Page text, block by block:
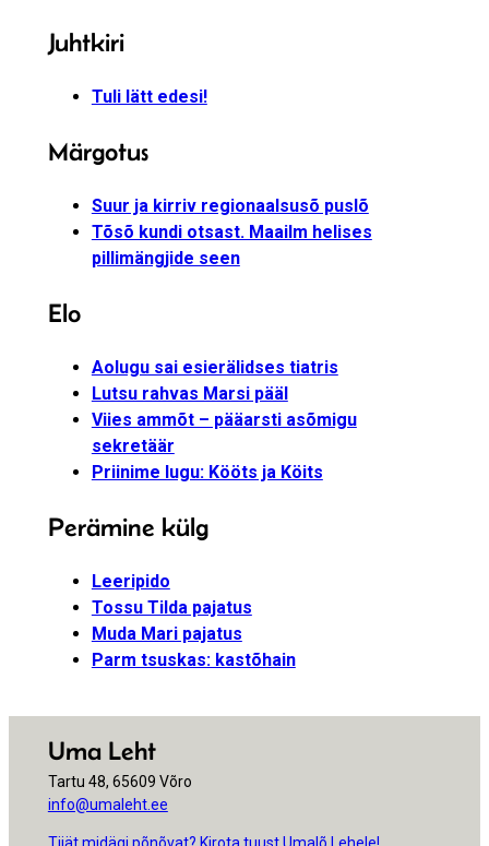
Juhtkiri
Tuli lätt edesi!
Märgotus
Suur ja kirriv regionaalsusõ puslõ
Tõsõ kundi otsast. Maailm helises
pillimängjide seen
Elo
Aolugu sai esierälidses tiatris
Lutsu rahvas Marsi pääl
Viies ammõt – pääarsti asõmigu
sekretäär
Priinime lugu: Kööts ja Köits
Perämine külg
Leeripido
Tossu Tilda pajatus
Muda Mari pajatus
Parm tsuskas: kastõhain
Uma Leht
Tartu 48, 65609 Võro
info@umaleht.ee